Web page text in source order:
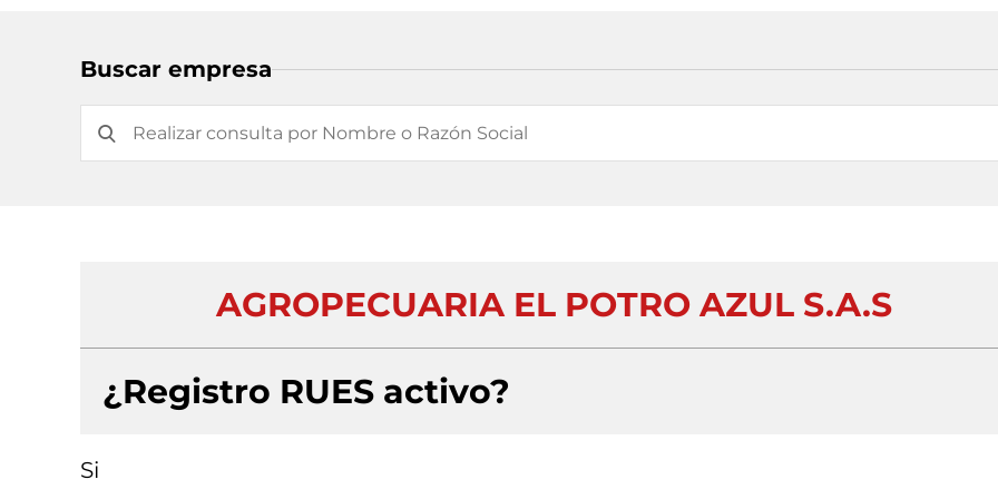
Buscar empresa
AGROPECUARIA EL POTRO AZUL S.A.S
¿Registro RUES activo?
Si